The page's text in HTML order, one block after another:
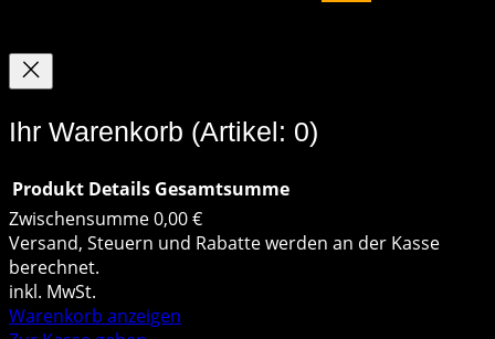
Ihr Warenkorb (Artikel: 0)
Produkte
im
Warenkorb
Produkt Details Gesamtsumme
Zwischensumme0,00 €
Versand, Steuern und Rabatte werden an der Kasse
berechnet.
inkl. MwSt.
Warenkorb anzeigen